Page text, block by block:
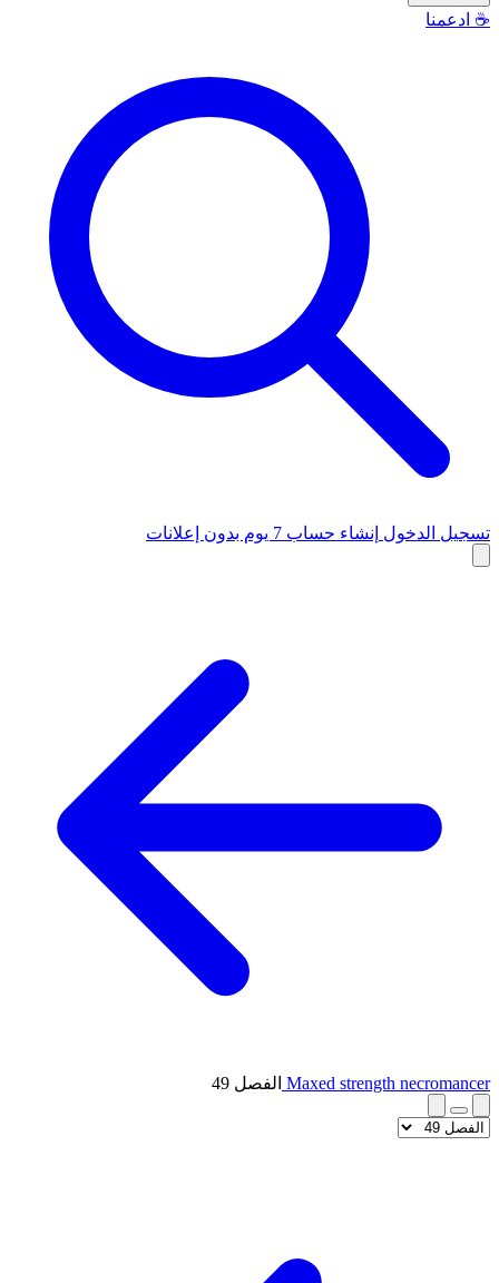
☕ ادعمنا
تسجيل الدخول إنشاء حساب 7 يوم بدون إعلانات
Maxed strength necromancer الفصل 49